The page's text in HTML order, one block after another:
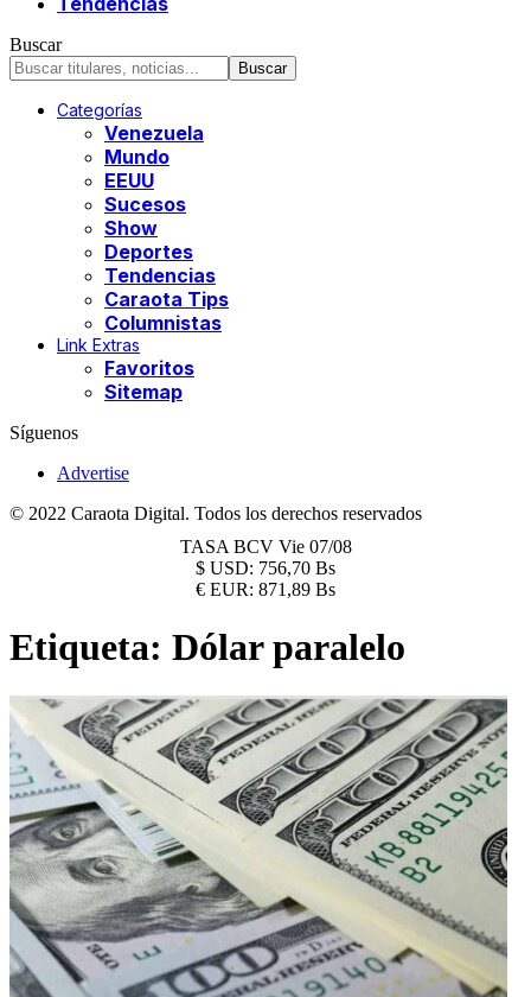
Buscar
Categorías
Venezuela
Mundo
EEUU
Sucesos
Show
Deportes
Tendencias
Caraota Tips
Columnistas
Link Extras
Favoritos
Sitemap
Síguenos
Advertise
© 2022 Caraota Digital. Todos los derechos reservados
TASA BCV Vie 07/08
$ USD: 756,70 Bs
€ EUR: 871,89 Bs
Etiqueta: Dólar paralelo